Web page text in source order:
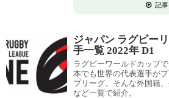
記
ジャパン ラグビー
手一覧 2022年 D1
ラグビーワールドカップ
本でも世界の代表選手が
プリーグ。そんな外国籍
など一覧で紹介。